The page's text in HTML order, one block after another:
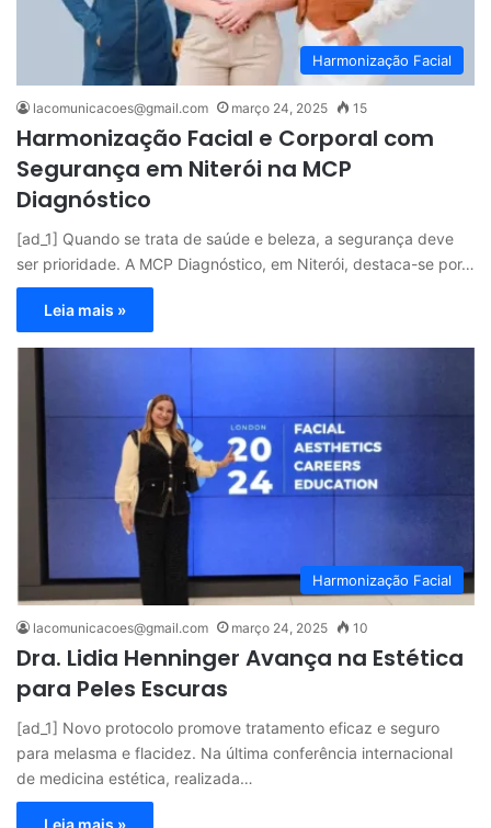
Harmonização Facial
lacomunicacoes@gmail.com março 24, 2025 15
Harmonização Facial e Corporal com
Segurança em Niterói na MCP
Diagnóstico
[ad_1] Quando se trata de saúde e beleza, a segurança deve
ser prioridade. A MCP Diagnóstico, em Niterói, destaca-se por…
Leia mais »
Harmonização Facial
lacomunicacoes@gmail.com março 24, 2025 10
Dra. Lidia Henninger Avança na Estética
para Peles Escuras
[ad_1] Novo protocolo promove tratamento eficaz e seguro
para melasma e flacidez. Na última conferência internacional
de medicina estética, realizada…